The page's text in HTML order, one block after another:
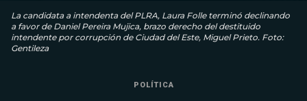
La candidata a intendenta del PLRA, Laura Folle terminó declinando
a favor de Daniel Pereira Mujica, brazo derecho del destituido
intendente por corrupción de Ciudad del Este, Miguel Prieto. Foto:
Gentileza
POLÍTICA